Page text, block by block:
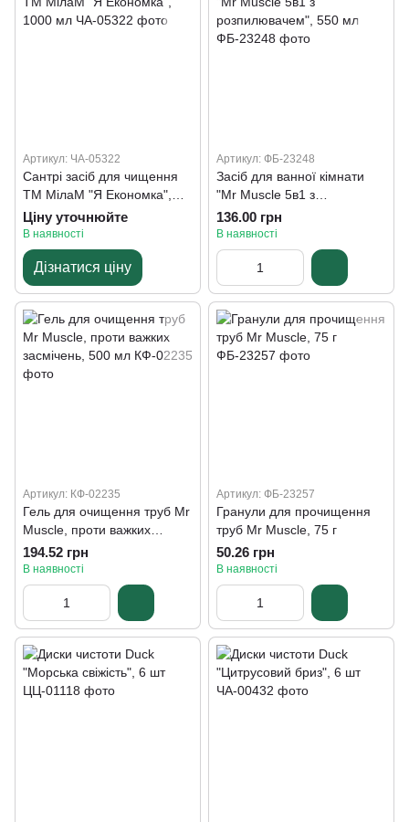
Артикул: ЧА-05322
Сантрі засіб для чищення
ТМ МілаМ "Я Економка",
1000 мл
Ціну уточнюйте
В наявності
Дізнатися ціну
Артикул: ФБ-23248
Засіб для ванної кімнати
"Mr Muscle 5в1 з
розпилювачем", 550 мл
136.00 грн
В наявності
Артикул: КФ-02235
Гель для очищення труб Mr
Muscle, проти важких
засмічень, 500 мл
194.52 грн
В наявності
Артикул: ФБ-23257
Гранули для прочищення
труб Mr Muscle, 75 г
50.26 грн
В наявності